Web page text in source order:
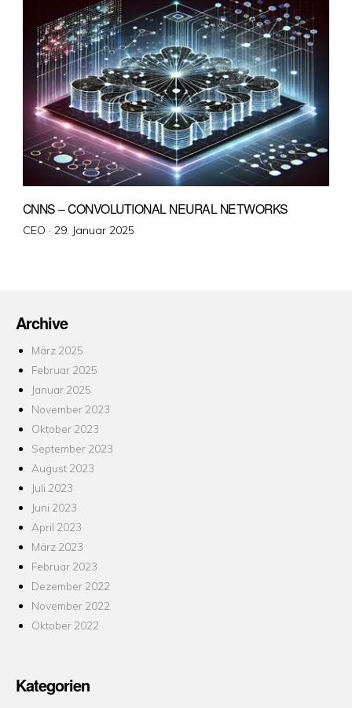
CNNS – CONVOLUTIONAL NEURAL NETWORKS
CEO · Veröffentlicht
29. Januar 2025
Archive
März 2025
Februar 2025
Januar 2025
November 2023
Oktober 2023
September 2023
August 2023
Juli 2023
Juni 2023
April 2023
März 2023
Februar 2023
Dezember 2022
November 2022
Oktober 2022
Kategorien